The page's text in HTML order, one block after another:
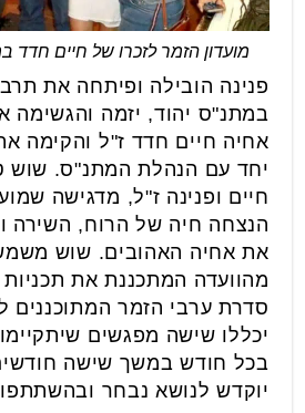
מועדון הזמר לזכרו של חיים חדד
פנינה הובילה ופיתחה את
במתנ"ס יהוד, יזמה והגשימה
אחיה חיים חדד ז"ל והקימה
יחד עם הנהלת המתנ"ס. שוש
חיים ופנינה ז"ל, מדגישה
הנצחה חיה של הרוח, השירה
את אחיה האהובים. שוש
מהוועדה המתכננת את
סדרת ערבי הזמר המתוכננים
יכללו שישה מפגשים
בכל חודש במשך שישה
יוקדש לנושא נבחר